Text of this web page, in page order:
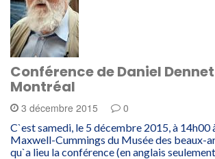
Conférence de Daniel
Montréal
3 décembre 2015 0
C`est samedi, le 5 décembre 2015, à
Maxwell-Cummings du Musée des beaux-
qu`a lieu la conférence (en anglais